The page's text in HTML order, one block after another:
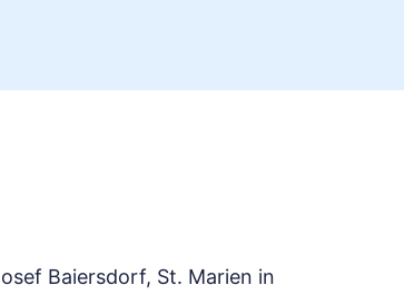
Baiersdorf, St. Marien in